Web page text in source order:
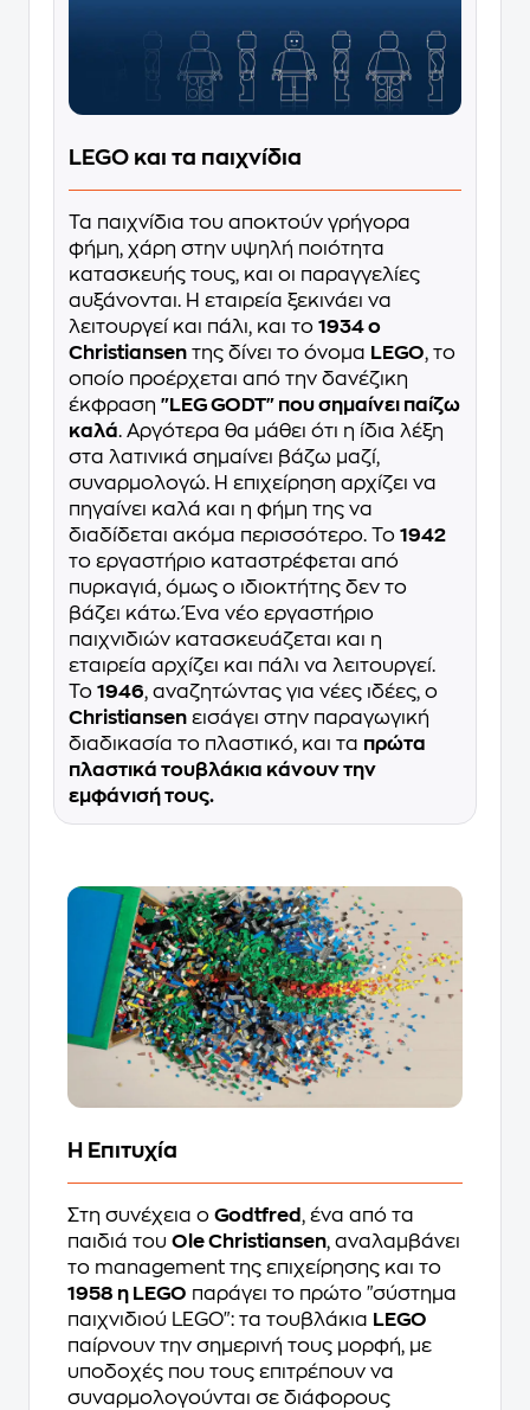
LEGO και τα παιχνίδια
Τα παιχνίδια του αποκτούν γρήγορα
φήμη, χάρη στην υψηλή ποιότητα
κατασκευής τους, και οι παραγγελίες
αυξάνονται. Η εταιρεία ξεκινάει να
λειτουργεί και πάλι, και το 1934 ο
Christiansen της δίνει το όνομα LEGO, το
οποίο προέρχεται από την δανέζικη
έκφραση "LEG GODT" που σημαίνει παίζω
καλά. Αργότερα θα μάθει ότι η ίδια λέξη
στα λατινικά σημαίνει βάζω μαζί,
συναρμολογώ. Η επιχείρηση αρχίζει να
πηγαίνει καλά και η φήμη της να
διαδίδεται ακόμα περισσότερο. Το 1942
το εργαστήριο καταστρέφεται από
πυρκαγιά, όμως ο ιδιοκτήτης δεν το
βάζει κάτω. Ένα νέο εργαστήριο
παιχνιδιών κατασκευάζεται και η
εταιρεία αρχίζει και πάλι να λειτουργεί.
Το 1946, αναζητώντας για νέες ιδέες, ο
Christiansen εισάγει στην παραγωγική
διαδικασία το πλαστικό, και τα πρώτα
πλαστικά τουβλάκια κάνουν την
εμφάνισή τους.
Η Επιτυχία
Στη συνέχεια ο Godtfred, ένα από τα
παιδιά του Ole Christiansen, αναλαμβάνει
το management της επιχείρησης και το
1958 η LEGO παράγει το πρώτο "σύστημα
παιχνιδιού LEGO": τα τουβλάκια LEGO
παίρνουν την σημερινή τους μορφή, με
υποδοχές που τους επιτρέπουν να
συναρμολογούνται σε διάφορους